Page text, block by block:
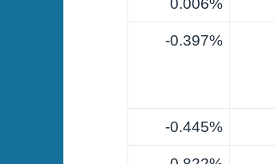
0.006%
0.397%-
0.445%-